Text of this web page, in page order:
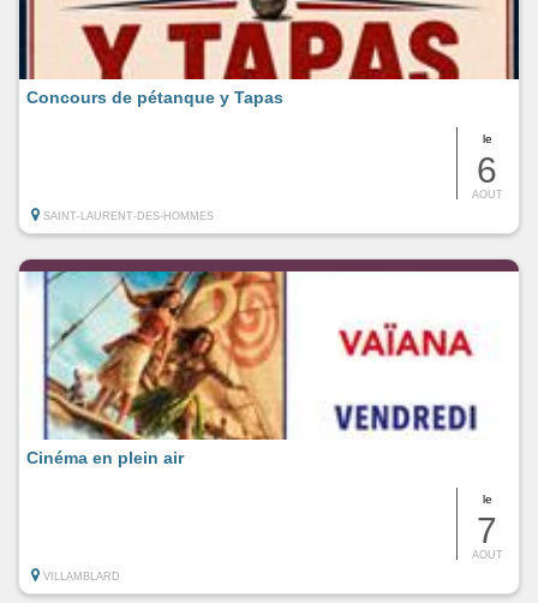
le
6
AOUT
Concours de pétanque y Tapas
SAINT-LAURENT-DES-HOMMES
le
7
AOUT
Cinéma en plein air
VILLAMBLARD